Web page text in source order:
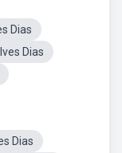
Dias
Dias
Dias